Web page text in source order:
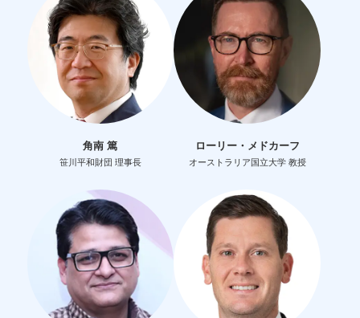
角南 篤
笹川平和財団 理事長
ローリー・メドカーフ
オーストラリア国立大学 教授